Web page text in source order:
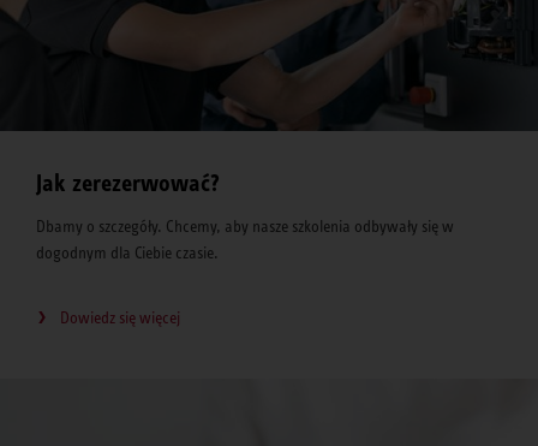
Jak zerezerwować?
Dbamy o szczegóły. Chcemy, aby nasze szkolenia odbywały się w
dogodnym dla Ciebie czasie.
Dowiedz się więcej